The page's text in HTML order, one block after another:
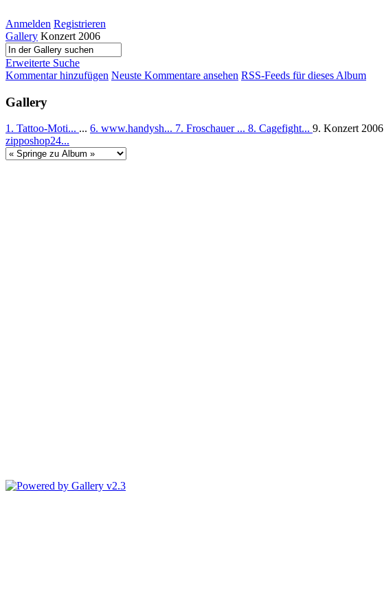
Anmelden Registrieren
Gallery Konzert 2006
Erweiterte Suche
Kommentar hinzufügen Neuste Kommentare ansehen RSS-Feeds für dieses Album
Gallery
1. Tattoo-Moti... ... 6. www.handysh... 7. Froschauer ... 8. Cagefight... 9. Konzert 2006
zipposhop24...